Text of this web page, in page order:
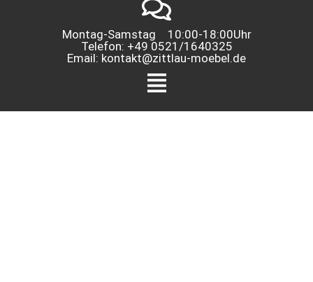
Menü
Montag-Samstag 10:00-18:00Uhr
Telefon: +49 0521/1640325
Email: kontakt@zittlau-moebel.de